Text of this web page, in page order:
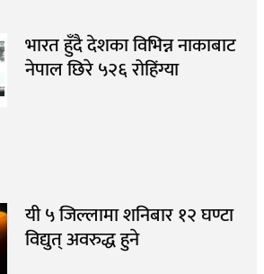
भारत हुँदै देशका विभिन्न नाकाबाट
नेपाल छिरे ५२६ रोहिंग्या
यी ५ जिल्लामा शनिबार १२ घण्टा
विद्युत् अवरुद्ध हुने